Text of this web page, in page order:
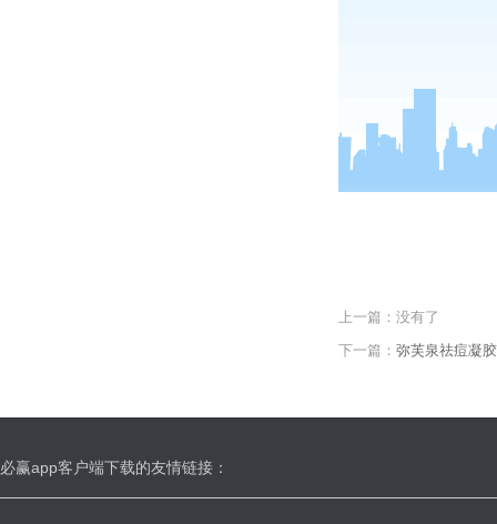
上一篇： 没有了
下一篇： 弥芙泉祛痘凝胶
必赢app客户端下载的友情链接：